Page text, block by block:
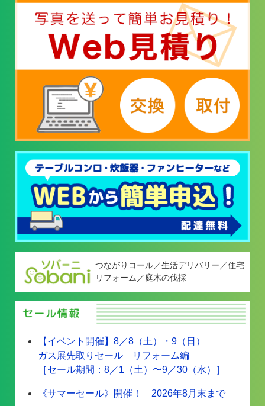
つながりコール／生活デリバリー／住宅
リフォーム／庭木の伐採
【イベント開催】8／8（土）・9（日）
ガス展先取りセール リフォーム編
［セール期間：8／1（土）〜9／30（水）］
《サマーセール》開催！ 2026年8月末まで